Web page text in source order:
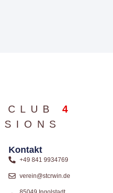
CLUB
4
Kontakt
+49 841 9934769
verein@stcrwin.de